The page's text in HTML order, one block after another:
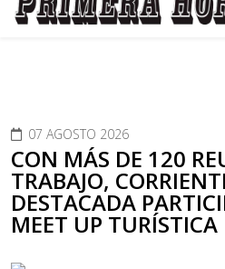
07 AGOSTO 2026
CON MÁS DE 120
TRABAJO,
DESTACADA
MEET UP TURÍSTICA